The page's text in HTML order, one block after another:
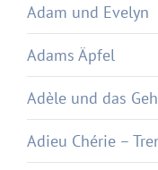
Adam und Evelyn
Adams Äpfel
Adèle und das
Adieu Chérie –